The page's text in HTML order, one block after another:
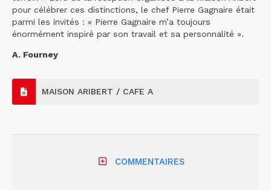
pour célébrer ces distinctions, le chef Pierre Gagnaire était
parmi les invités : « Pierre Gagnaire m’a toujours
énormément inspiré par son travail et sa personnalité ».
A. Fourney
MAISON ARIBERT / CAFE A
COMMENTAIRES